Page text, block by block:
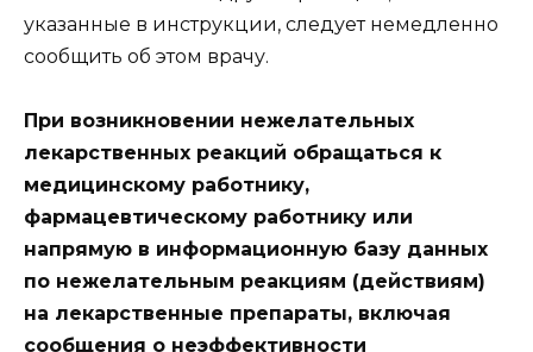
указанные в инструкции, следует немедленно
сообщить об этом врачу.
При возникновении нежелательных
лекарственных реакций обращаться к
медицинскому работнику,
фармацевтическому работнику или
напрямую в информационную базу данных
по нежелательным реакциям (действиям)
на лекарственные препараты, включая
сообщения о неэффективности